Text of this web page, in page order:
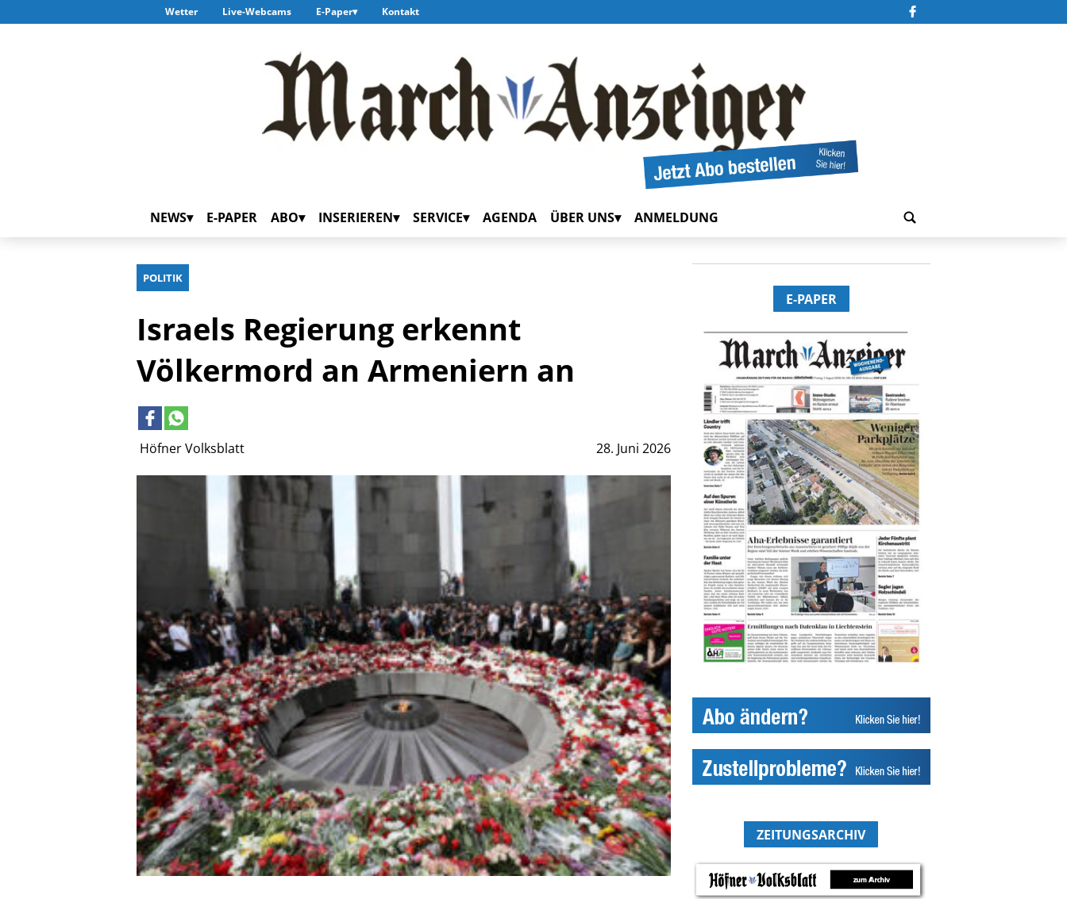
Wetter Live-Webcams E-Paper Kontakt
NEWS E-PAPER ABO INSERIEREN SERVICE AGENDA ÜBER UNS ANMELDUNG
POLITIK
Höfner Volksblatt 28. Juni 2026
Israels Regierung erkennt
Völkermord an Armeniern an
E-PAPER
ZEITUNGSARCHIV